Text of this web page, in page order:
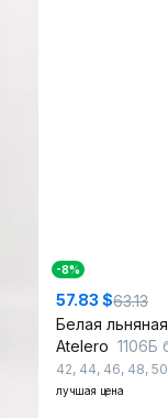
-8%
57.83 $63.13
Atelero 1106Б
42, 44, 46, 48, 50
лучшая цена